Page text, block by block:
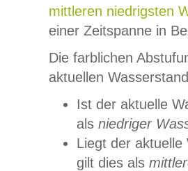
mittleren niedrigsten
einer Zeitspanne in
Die farblichen
aktuellen
Ist der aktuelle
als niedriger
Liegt der
gilt dies als